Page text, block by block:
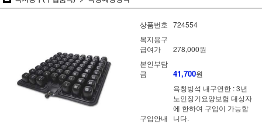
상품번호 724554
복지용구
급여가
278,000원
본인부담
금
41,700원
구입안내
욕창방석 내구연한 : 3년
노인장기요양보험 대상자
에 한하여 구입이 가능합
니다.